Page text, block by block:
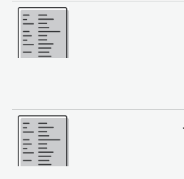
Lebih banyak
Lebih banyak